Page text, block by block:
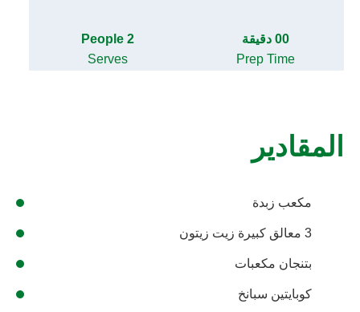
00 دقيقة
Prep Time
2 People
Serves
المقادير
مكعب زبدة
3 معالق كبيرة زيت زيتون
بتنجان مكعبات
كوبايتين سبانخ